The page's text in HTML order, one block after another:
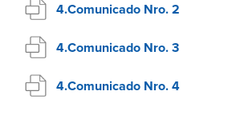
4.Comunicado Nro. 2
4.Comunicado Nro. 3
4.Comunicado Nro. 4